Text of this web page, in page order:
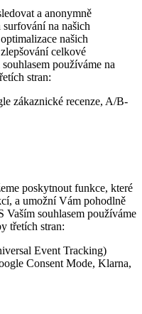
a anonymně
na našich
našich
celkové
používáme na
stran:
zákaznické recenze, A/B-
poskytnout funkce, které
a umožní Vám pohodlně
Vaším souhlasem používáme
třetích stran:
Event Tracking)
Consent Mode, Klarna,